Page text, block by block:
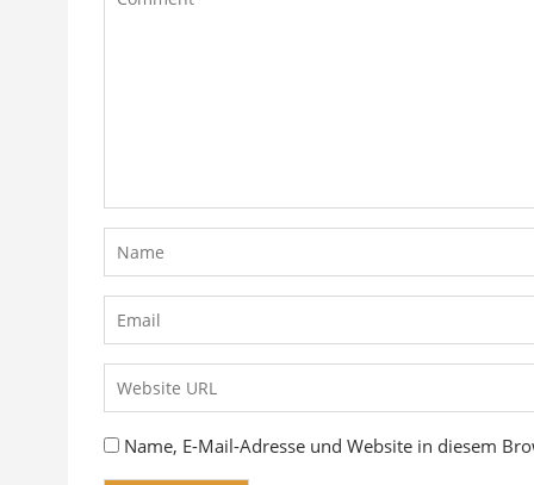
Name, E-Mail-Adresse und Website in diesem